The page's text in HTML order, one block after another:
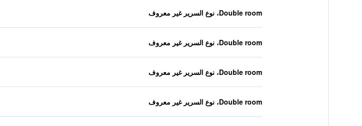
Double room، نوع السرير غير معروف
Double room، نوع السرير غير معروف
Double room، نوع السرير غير معروف
Double room، نوع السرير غير معروف